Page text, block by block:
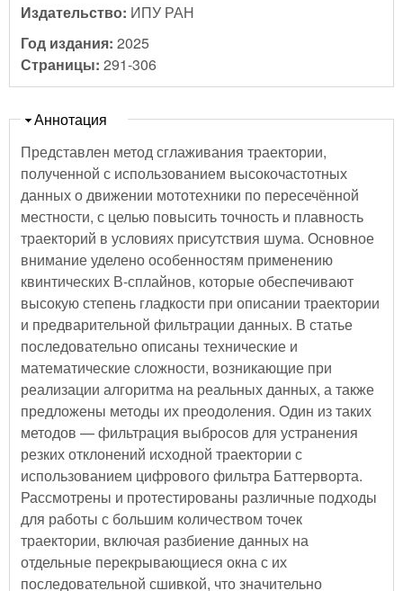
Издательство: ИПУ РАН
Год издания: 2025
Страницы: 291-306
Скрыть
Аннотация
Представлен метод сглаживания траектории,
полученной с использованием высокочастотных
данных о движении мототехники по пересечённой
местности, с целью повысить точность и плавность
траекторий в условиях присутствия шума. Основное
внимание уделено особенностям применению
квинтических В-сплайнов, которые обеспечивают
высокую степень гладкости при описании траектории
и предварительной фильтрации данных. В статье
последовательно описаны технические и
математические сложности, возникающие при
реализации алгоритма на реальных данных, а также
предложены методы их преодоления. Один из таких
методов — фильтрация выбросов для устранения
резких отклонений исходной траектории с
использованием цифрового фильтра Баттерворта.
Рассмотрены и протестированы различные подходы
для работы с большим количеством точек
траектории, включая разбиение данных на
отдельные перекрывающиеся окна с их
последовательной сшивкой, что значительно